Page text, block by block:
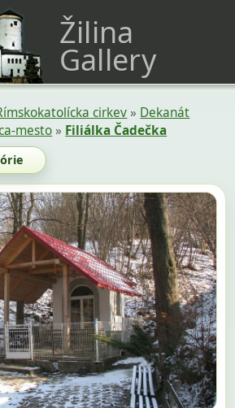
Žilina
Gallery
cirkev» Dekanát
mesto» Filiálka Čadečka